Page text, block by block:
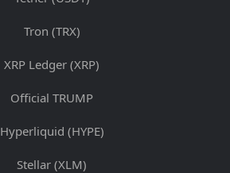
Tron (TRX)
XRP Ledger (XRP)
Official TRUMP
Hyperliquid (HYPE)
Stellar (XLM)